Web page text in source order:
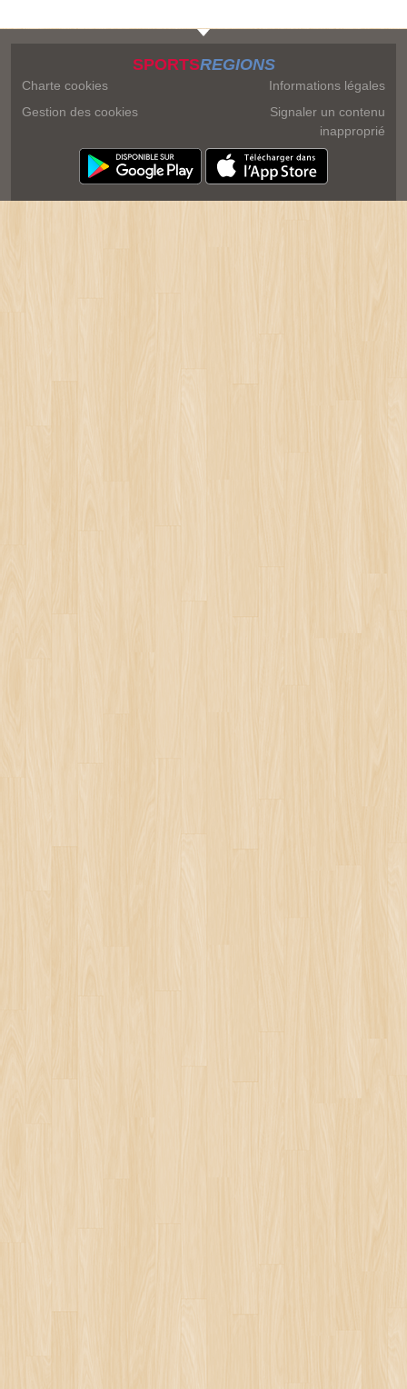
SPORTSREGIONS
Charte cookies
Gestion des cookies
Informations légales
Signaler un contenu
inapproprié